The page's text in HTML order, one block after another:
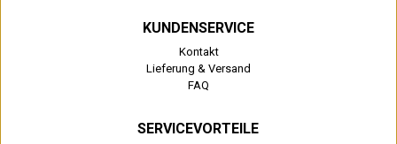
KUNDENSERVICE
Kontakt
Lieferung & Versand
FAQ
SERVICEVORTEILE